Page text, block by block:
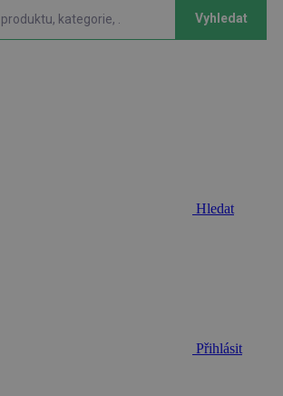
Vyhledat
Hledat
Přihlásit